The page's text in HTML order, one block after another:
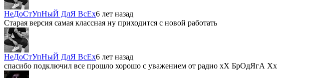
НеДоСтУпНыЙ ДлЯ ВсЕх6 лет назад
Старая версия самая классная ну приходится с новой работать
НеДоСтУпНыЙ ДлЯ ВсЕх6 лет назад
спасибо подключил все прошло хорошо с уважением от радио хХ БрОдЯгА Хх